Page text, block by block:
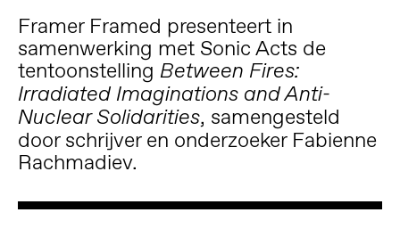
Framer Framed presenteert in
samenwerking met Sonic Acts de
tentoonstelling Between Fires:
Irradiated Imaginations and Anti-
Nuclear Solidarities, samengesteld
door schrijver en onderzoeker Fabienne
Rachmadiev.